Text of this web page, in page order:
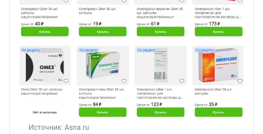
Источник: Asna.ru